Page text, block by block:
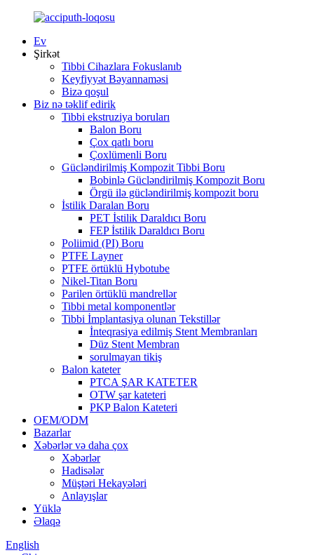
Ev
Şirkət
Tibbi Cihazlara Fokuslanıb
Keyfiyyət Bəyannaməsi
Bizə qoşul
Biz nə təklif edirik
Tibbi ekstruziya boruları
Balon Boru
Çox qatlı boru
Çoxlümenli Boru
Gücləndirilmiş Kompozit Tibbi Boru
Bobinlə Gücləndirilmiş Kompozit Boru
Örgü ilə gücləndirilmiş kompozit boru
İstilik Daralan Boru
PET İstilik Daraldıcı Boru
FEP İstilik Daraldıcı Boru
Poliimid (PI) Boru
PTFE Layner
PTFE örtüklü Hybotube
Nikel-Titan Boru
Parilen örtüklü mandrellər
Tibbi metal komponentlər
Tibbi İmplantasiya olunan Tekstillər
İnteqrasiya edilmiş Stent Membranları
Düz Stent Membran
sorulmayan tikiş
Balon kateter
PTCA ŞAR KATETER
OTW şar kateteri
PKP Balon Kateteri
OEM/ODM
Bazarlar
Xəbərlər və daha çox
Xəbərlər
Hadisələr
Müştəri Hekayələri
Anlayışlar
Yüklə
Əlaqə
English